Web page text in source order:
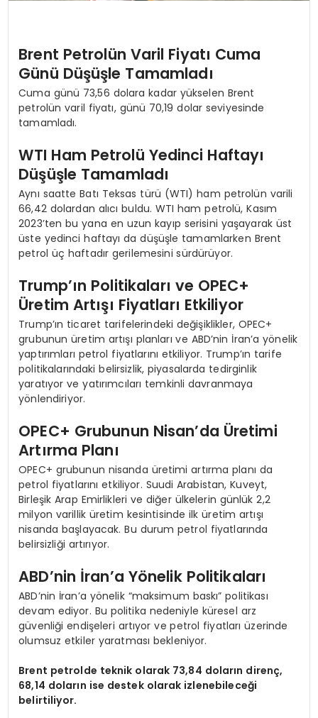
Brent Petrolün Varil Fiyatı Cuma
Günü Düşüşle Tamamladı
Cuma günü 73,56 dolara kadar yükselen Brent
petrolün varil fiyatı, günü 70,19 dolar seviyesinde
tamamladı.
WTI Ham Petrolü Yedinci Haftayı
Düşüşle Tamamladı
Aynı saatte Batı Teksas türü (WTI) ham petrolün varili
66,42 dolardan alıcı buldu. WTI ham petrolü, Kasım
2023’ten bu yana en uzun kayıp serisini yaşayarak üst
üste yedinci haftayı da düşüşle tamamlarken Brent
petrol üç haftadır gerilemesini sürdürüyor.
Trump’ın Politikaları ve OPEC+
Üretim Artışı Fiyatları Etkiliyor
Trump’ın ticaret tarifelerindeki değişiklikler, OPEC+
grubunun üretim artışı planları ve ABD’nin İran’a yönelik
yaptırımları petrol fiyatlarını etkiliyor. Trump’ın tarife
politikalarındaki belirsizlik, piyasalarda tedirginlik
yaratıyor ve yatırımcıları temkinli davranmaya
yönlendiriyor.
OPEC+ Grubunun Nisan’da Üretimi
Artırma Planı
OPEC+ grubunun nisanda üretimi artırma planı da
petrol fiyatlarını etkiliyor. Suudi Arabistan, Kuveyt,
Birleşik Arap Emirlikleri ve diğer ülkelerin günlük 2,2
milyon varillik üretim kesintisinde ilk üretim artışı
nisanda başlayacak. Bu durum petrol fiyatlarında
belirsizliği artırıyor.
ABD’nin İran’a Yönelik Politikaları
ABD’nin İran’a yönelik “maksimum baskı” politikası
devam ediyor. Bu politika nedeniyle küresel arz
güvenliği endişeleri artıyor ve petrol fiyatları üzerinde
olumsuz etkiler yaratması bekleniyor.
Brent petrolde teknik olarak 73,84 doların direnç,
68,14 doların ise destek olarak izlenebileceği
belirtiliyor.